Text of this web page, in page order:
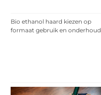
Bio ethanol haard kiezen op
formaat gebruik en onderhoud